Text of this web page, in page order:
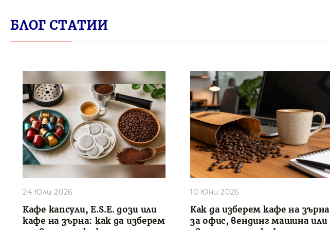
БЛОГ СТАТИИ
Кафе капсули, E.S.E. дози или
кафе на зърна: как да изберем
24 Юли 2026
Как да изберем кафе на зърна
за офис, вендинг машина или
10 Юни 2026